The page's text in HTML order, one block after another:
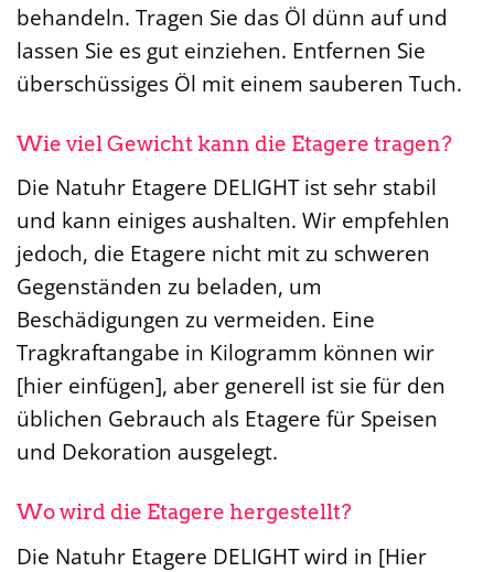
behandeln. Tragen Sie das Öl dünn auf und
lassen Sie es gut einziehen. Entfernen Sie
überschüssiges Öl mit einem sauberen Tuch.
Wie viel Gewicht kann die Etagere tragen?
Die Natuhr Etagere DELIGHT ist sehr stabil
und kann einiges aushalten. Wir empfehlen
jedoch, die Etagere nicht mit zu schweren
Gegenständen zu beladen, um
Beschädigungen zu vermeiden. Eine
Tragkraftangabe in Kilogramm können wir
[hier einfügen], aber generell ist sie für den
üblichen Gebrauch als Etagere für Speisen
und Dekoration ausgelegt.
Wo wird die Etagere hergestellt?
Die Natuhr Etagere DELIGHT wird in [Hier